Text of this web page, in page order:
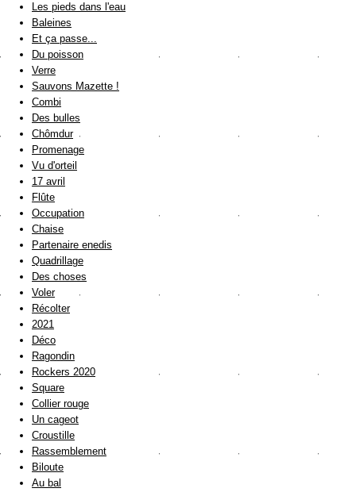
Les pieds dans l'eau
Baleines
Et ça passe...
Du poisson
Verre
Sauvons Mazette !
Combi
Des bulles
Chômdur
Promenage
Vu d'orteil
17 avril
Flûte
Occupation
Chaise
Partenaire enedis
Quadrillage
Des choses
Voler
Récolter
2021
Déco
Ragondin
Rockers 2020
Square
Collier rouge
Un cageot
Croustille
Rassemblement
Biloute
Au bal